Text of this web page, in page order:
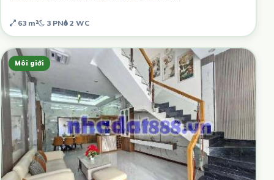
63 m² 3 PN 2 WC
Môi giới